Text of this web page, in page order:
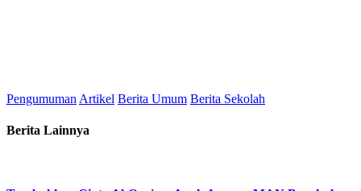
Pengumuman Artikel Berita Umum Berita Sekolah
Berita Lainnya